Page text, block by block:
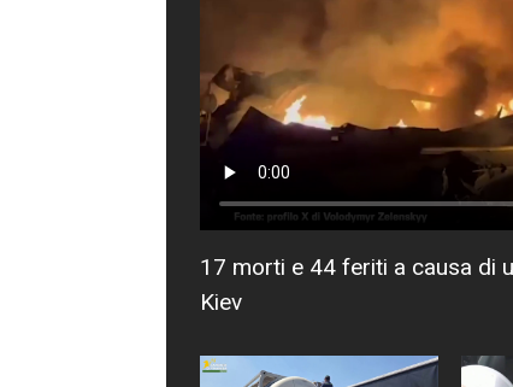
17 morti e 44 feriti a causa di
Kiev